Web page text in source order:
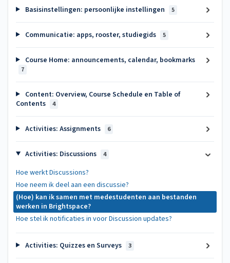
Basisinstellingen: persoonlijke instellingen 5
Communicatie: apps, rooster, studiegids 5
Course Home: announcements, calendar, bookmarks
7
Content: Overview, Course Schedule en Table of
Contents
4
Activities: Assignments 6
Activities: Discussions 4
Hoe werkt Discussions?
Hoe neem ik deel aan een discussie?
(Hoe) kan ik samen met medestudenten aan bestanden
werken in Brightspace?
Hoe stel ik notificaties in voor Discussion updates?
Activities: Quizzes en Surveys 3